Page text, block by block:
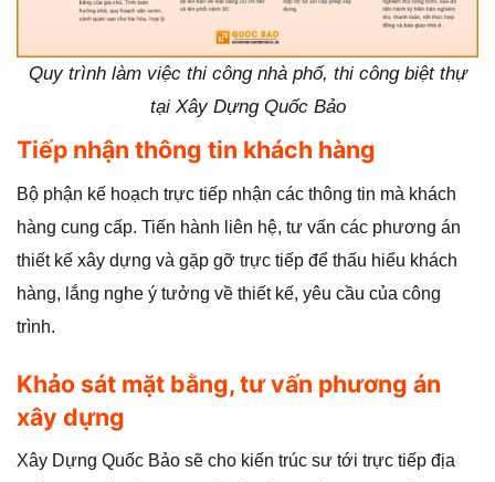
Quy trình làm việc thi công nhà phố, thi công biệt thự
tại Xây Dựng Quốc Bảo
Tiếp nhận thông tin khách hàng
Bộ phận kế hoạch trực tiếp nhận các thông tin mà khách
hàng cung cấp. Tiến hành liên hệ, tư vấn các phương án
thiết kế xây dựng và gặp gỡ trực tiếp để thấu hiểu khách
hàng, lắng nghe ý tưởng về thiết kế, yêu cầu của công
trình.
Khảo sát mặt bằng, tư vấn phương án
xây dựng
Xây Dựng Quốc Bảo sẽ cho kiến trúc sư tới trực tiếp địa